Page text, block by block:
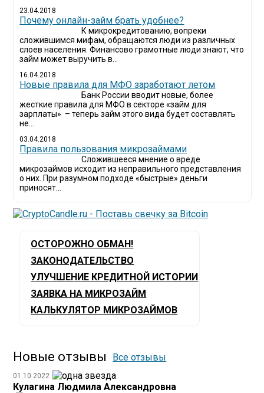
23.04.2018
Почему онлайн-займ брать удобнее?
К микрокредитованию, вопреки
сложившимся мифам, обращаются люди из различных
слоев населения. Финансово грамотные люди знают, что
займ может выручить в...
16.04.2018
Новые правила для МФО заработают летом
Банк России вводит новые, более
жесткие правила для МФО в секторе «займ для
зарплаты» – теперь займ этого вида будет составлять
не...
03.04.2018
​Правила пользования микрозаймами
Сложившееся мнение о вреде
микрозаймов исходит из неправильного представления
о них. При разумном подходе «быстрые» деньги
приносят...
ОСТОРОЖНО ОБМАН!
ЗАКОНОДАТЕЛЬСТВО
УЛУЧШЕНИЕ КРЕДИТНОЙ ИСТОРИИ
ЗАЯВКА НА МИКРОЗАЙМ
КАЛЬКУЛЯТОР МИКРОЗАЙМОВ
Новые отзывы Все отзывы
01.10.2022
Кулагина Людмила Александровна